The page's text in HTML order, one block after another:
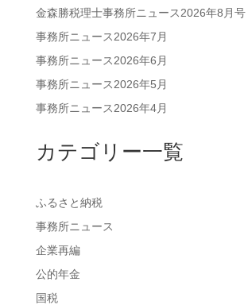
金森勝税理士事務所ニュース2026年8月号
事務所ニュース2026年7月
事務所ニュース2026年6月
事務所ニュース2026年5月
事務所ニュース2026年4月
カテゴリー一覧
ふるさと納税
事務所ニュース
企業再編
公的年金
国税